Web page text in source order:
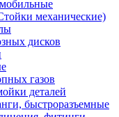
механические)
дисков
газов
деталей
быстроразъемные